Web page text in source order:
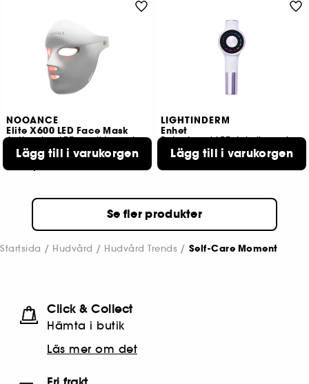
NOOANCE
Elite X600 LED Face Mask
Anti-aging LED-ansiktsmask
1
7.899,00 KR
Lägg till i varukorgen
LIGHTINDERM
Enhet
Patenterad LED-teknik med 5 lampor för att regenerera huden
4.329,00 KR
Lägg till i varukorgen
Se fler produkter
Startsida Hudvård Hudvård Trends Self-Care Moment
Click & Collect
Hämta i butik​
Läs mer om det